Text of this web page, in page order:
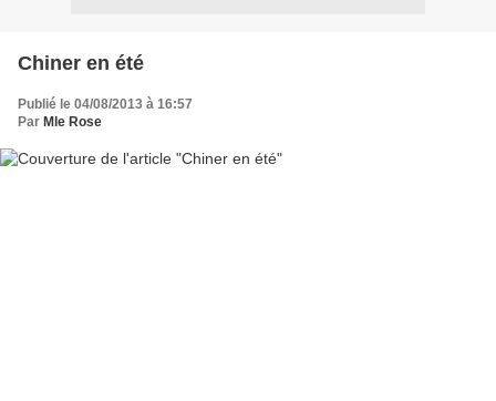
Chiner en été
Publié le 04/08/2013 à 16:57
Par Mle Rose